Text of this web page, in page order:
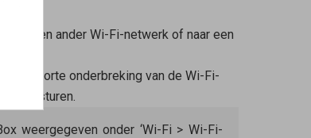
naar een ander Wi-Fi-netwerk of naar een
een korte onderbreking van de Wi-Fi-
sturen.
weergegeven onder ‘Wi-Fi > Wi-Fi-